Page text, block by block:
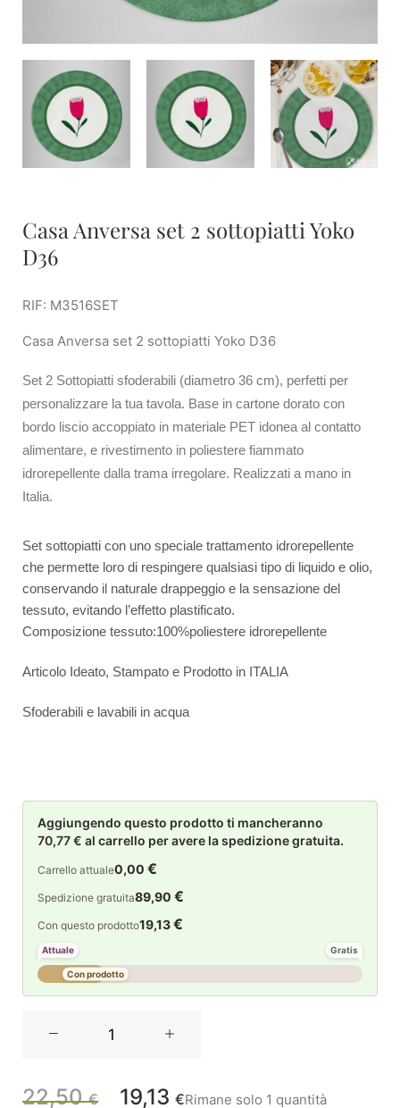
Casa Anversa set 2 sottopiatti Yoko
D36
RIF: M3516SET
Casa Anversa set 2 sottopiatti Yoko D36
Set 2 Sottopiatti sfoderabili (diametro 36 cm), perfetti per
personalizzare la tua tavola. Base in cartone dorato con
bordo liscio accoppiato in materiale PET idonea al contatto
alimentare, e rivestimento in poliestere fiammato
idrorepellente dalla trama irregolare. Realizzati a mano in
Italia.
Set sottopiatti con uno speciale trattamento idrorepellente
che permette loro di respingere qualsiasi tipo di liquido e olio,
conservando il naturale drappeggio e la sensazione del
tessuto, evitando l’effetto plastificato.
Composizione tessuto:100%poliestere idrorepellente
Articolo Ideato, Stampato e Prodotto in ITALIA
Sfoderabili e lavabili in acqua
Aggiungendo questo prodotto ti mancheranno
70,77 € al carrello per avere la spedizione gratuita.
Carrello attuale0,00 €
Spedizione gratuita89,90 €
Con questo prodotto19,13€
Attuale Gratis
Con prodotto
2
22,50€ 19,13 €Il
Rimane solo 1 quantità